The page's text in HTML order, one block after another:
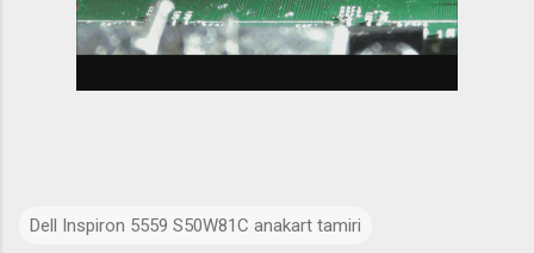
Dell Inspiron 5559 S50W81C anakart tamiri